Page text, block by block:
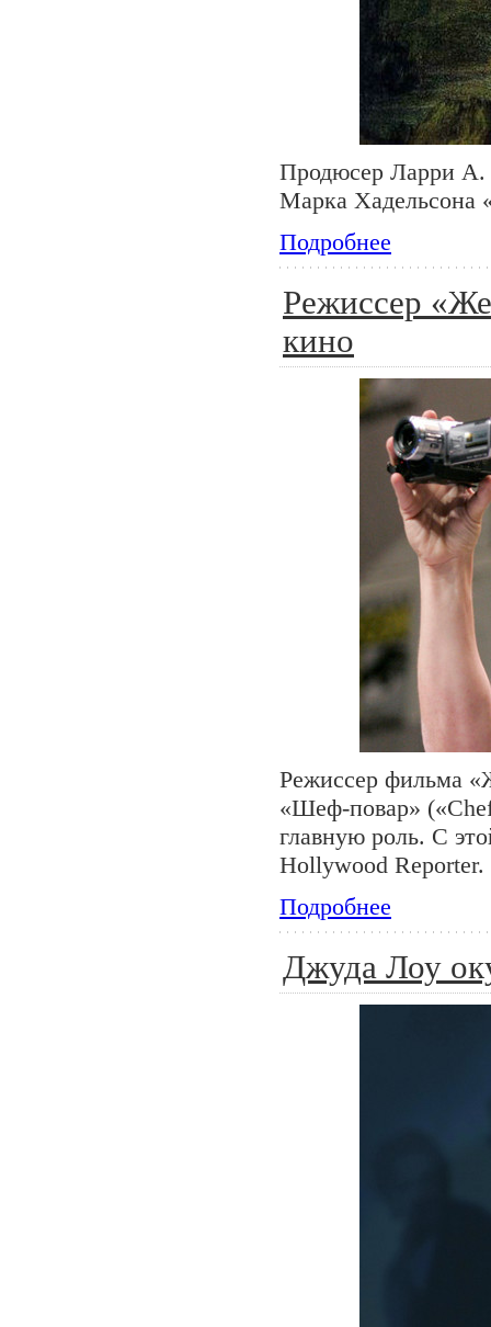
Продюсер Ларри А.
Марка Хадельсона
Подробнее
Режиссер
кино
Режиссер фильма
«Шеф-повар»
главную роль. С
Hollywood Reporter.
Подробнее
Джуда Лоу